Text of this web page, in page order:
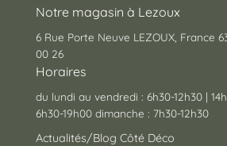
Notre magasin à Lezoux
6 Rue Porte Neuve LEZOUX, France
00 26
Horaires
du lundi au vendredi : 6h30-12h30 |
6h30-19h00 dimanche : 7h30-12h30
Actualités/Blog Côté Déco